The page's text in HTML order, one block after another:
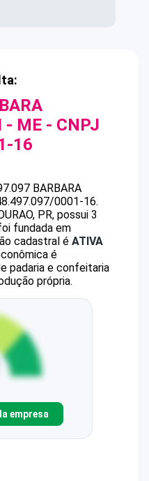
- ME - CNPJ
16
BARBARA
0001-16.
PR, possui 3
fundada em
cadastral é ATIVA
é
padaria e confeitaria
própria.
empresa